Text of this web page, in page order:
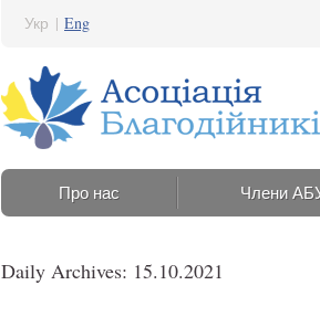
Укр | Eng
Про нас Члени
Daily Archives: 15.10.2021